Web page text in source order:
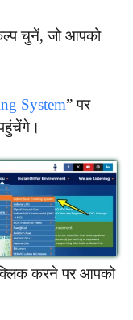
चुनें, जो आपको
System” पर
करने पर आपको